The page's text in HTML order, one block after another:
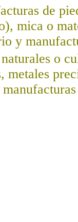
de
mica o
y
o
metales